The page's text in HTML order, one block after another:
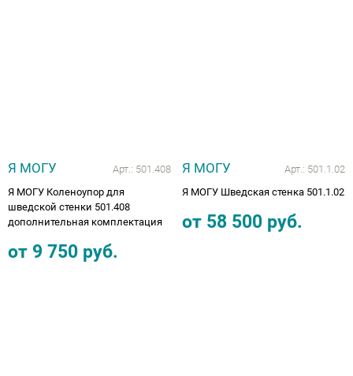
Я МОГУ Арт.: 501.408
Я МОГУ Коленоупор для
шведской стенки 501.408
дополнительная комплектация
от 9 750 руб.
Я МОГУ Арт.: 501.1.02
Я МОГУ Шведская стенка 501.1.02
от 58 500 руб.
ОПОРЫ, ВЕРТИКАЛИЗАТОРЫ, Оборудование
для ЛФК
Одежда ортопедическая (адаптивная) для
инвалидов